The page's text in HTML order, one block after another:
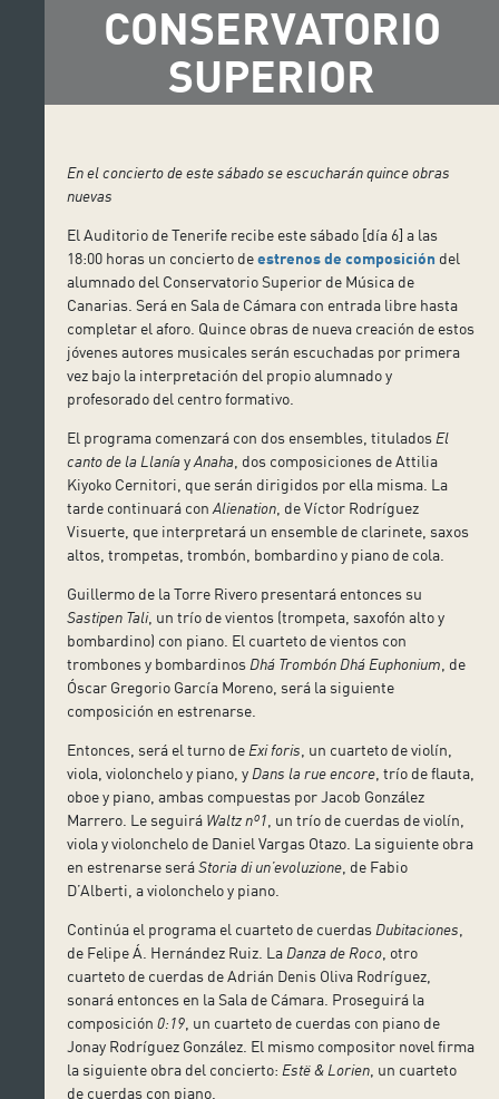
CONSERVATORIO
SUPERIOR
En el concierto de este sábado se escucharán quince obras
nuevas
El Auditorio de Tenerife recibe este sábado [día 6] a las
18:00 horas un concierto deestrenos de composición del
alumnado del Conservatorio Superior de Música de
Canarias. Será en Sala de Cámara con entrada libre hasta
completar el aforo. Quince obras de nueva creación de estos
jóvenes autores musicales serán escuchadas por primera
vez bajo la interpretación del propio alumnado y
profesorado del centro formativo.
El programa comenzará con dos ensembles, tituladosEl
canto de la LlaníayAnaha, dos composiciones de Attilia
Kiyoko Cernitori, que serán dirigidos por ella misma. La
tarde continuará conAlienation, de Víctor Rodríguez
Visuerte, que interpretará un ensemble de clarinete, saxos
altos, trompetas, trombón, bombardino y piano de cola.
Guillermo de la Torre Rivero presentará entonces su
Sastipen Tali, un trío de vientos (trompeta, saxofón alto y
bombardino) con piano. El cuarteto de vientos con
trombones y bombardinosDhá Trombón Dhá Euphonium, de
Óscar Gregorio García Moreno, será la siguiente
composición en estrenarse.
Entonces, será el turno deExi foris, un cuarteto de violín,
viola, violonchelo y piano, yDans la rue encore, trío de flauta,
oboe y piano, ambas compuestas por Jacob González
Marrero. Le seguirá Waltz nº1, un trío de cuerdas de violín,
viola y violonchelo de Daniel Vargas Otazo. La siguiente obra
en estrenarse seráStoria di un’evoluzione, de Fabio
D’Alberti, a violonchelo y piano.
Continúa el programa el cuarteto de cuerdasDubitaciones,
de Felipe Á. Hernández Ruiz. LaDanza de Roco, otro
cuarteto de cuerdas de Adrián Denis Oliva Rodríguez,
sonará entonces en la Sala de Cámara. Proseguirá la
composición0:19, un cuarteto de cuerdas con piano de
Jonay Rodríguez González. El mismo compositor novel firma
la siguiente obra del concierto:Estë & Lorien, un cuarteto
de cuerdas con piano.